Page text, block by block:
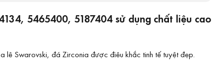
5465400, 5187404 sử dụng chất liệu cao
lê Swarovski, đá Zirconia được điêu khắc tinh tế tuyệt đẹp.